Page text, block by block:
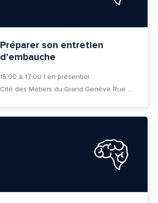
Préparer son entretien
d’embauche
15:00 à 17:00 | en présentiel
Cité des Métiers du Grand Genève Rue Prévost-Martin 6 1205 Genève